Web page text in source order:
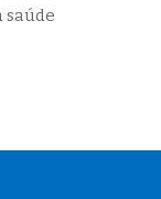
saúde